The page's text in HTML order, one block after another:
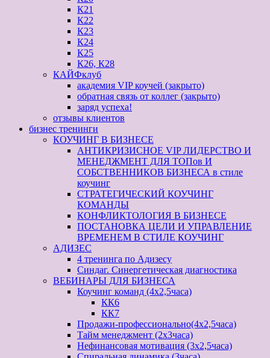
К21
К22
К23
К24
К25
К26, К28
КАЙФклуб
академия VIP коучей (закрыто)
обратная связь от коллег (закрыто)
заряд успеха!
отзывы клиентов
бизнес тренинги
КОУЧИНГ В БИЗНЕСЕ
АНТИКРИЗИСНОЕ VIP ЛИДЕРСТВО И
МЕНЕДЖМЕНТ ДЛЯ ТОПов И
СОБСТВЕННИКОВ БИЗНЕСА в стиле
коучинг
СТРАТЕГИЧЕСКИЙ КОУЧИНГ
КОМАНДЫ
КОНФЛИКТОЛОГИЯ В БИЗНЕСЕ
ПОСТАНОВКА ЦЕЛИ И УПРАВЛЕНИЕ
ВРЕМЕНЕМ В СТИЛЕ КОУЧИНГ
АДИЗЕС
4 тренинга по Адизесу
Синдаг. Синергетическая диагностика
ВЕБИНАРЫ ДЛЯ БИЗНЕСА
Коучинг команд (4х2,5часа)
КК6
КК7
Продажи-профессионально(4х2,5часа)
Тайм менеджмент (2х3часа)
Нефинансовая мотивация (3х2,5часа)